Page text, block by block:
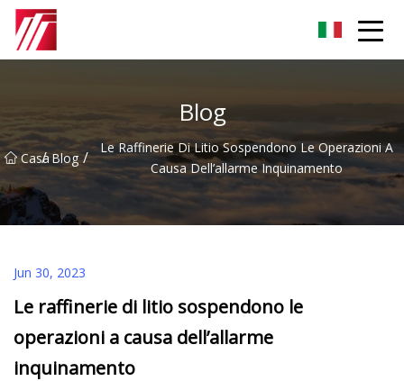
Blog
Casa
/ Blog /
Le Raffinerie Di Litio Sospendono Le Operazioni A
Causa Dell’allarme Inquinamento
Jun 30, 2023
Le raffinerie di litio sospendono le
operazioni a causa dell’allarme
inquinamento